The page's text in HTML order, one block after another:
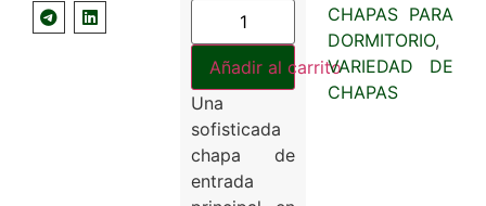
Añadir al carrito
Una
sofisticada
chapa de
entrada
CHAPAS PARA
DORMITORIO,
VARIEDAD DE
CHAPAS